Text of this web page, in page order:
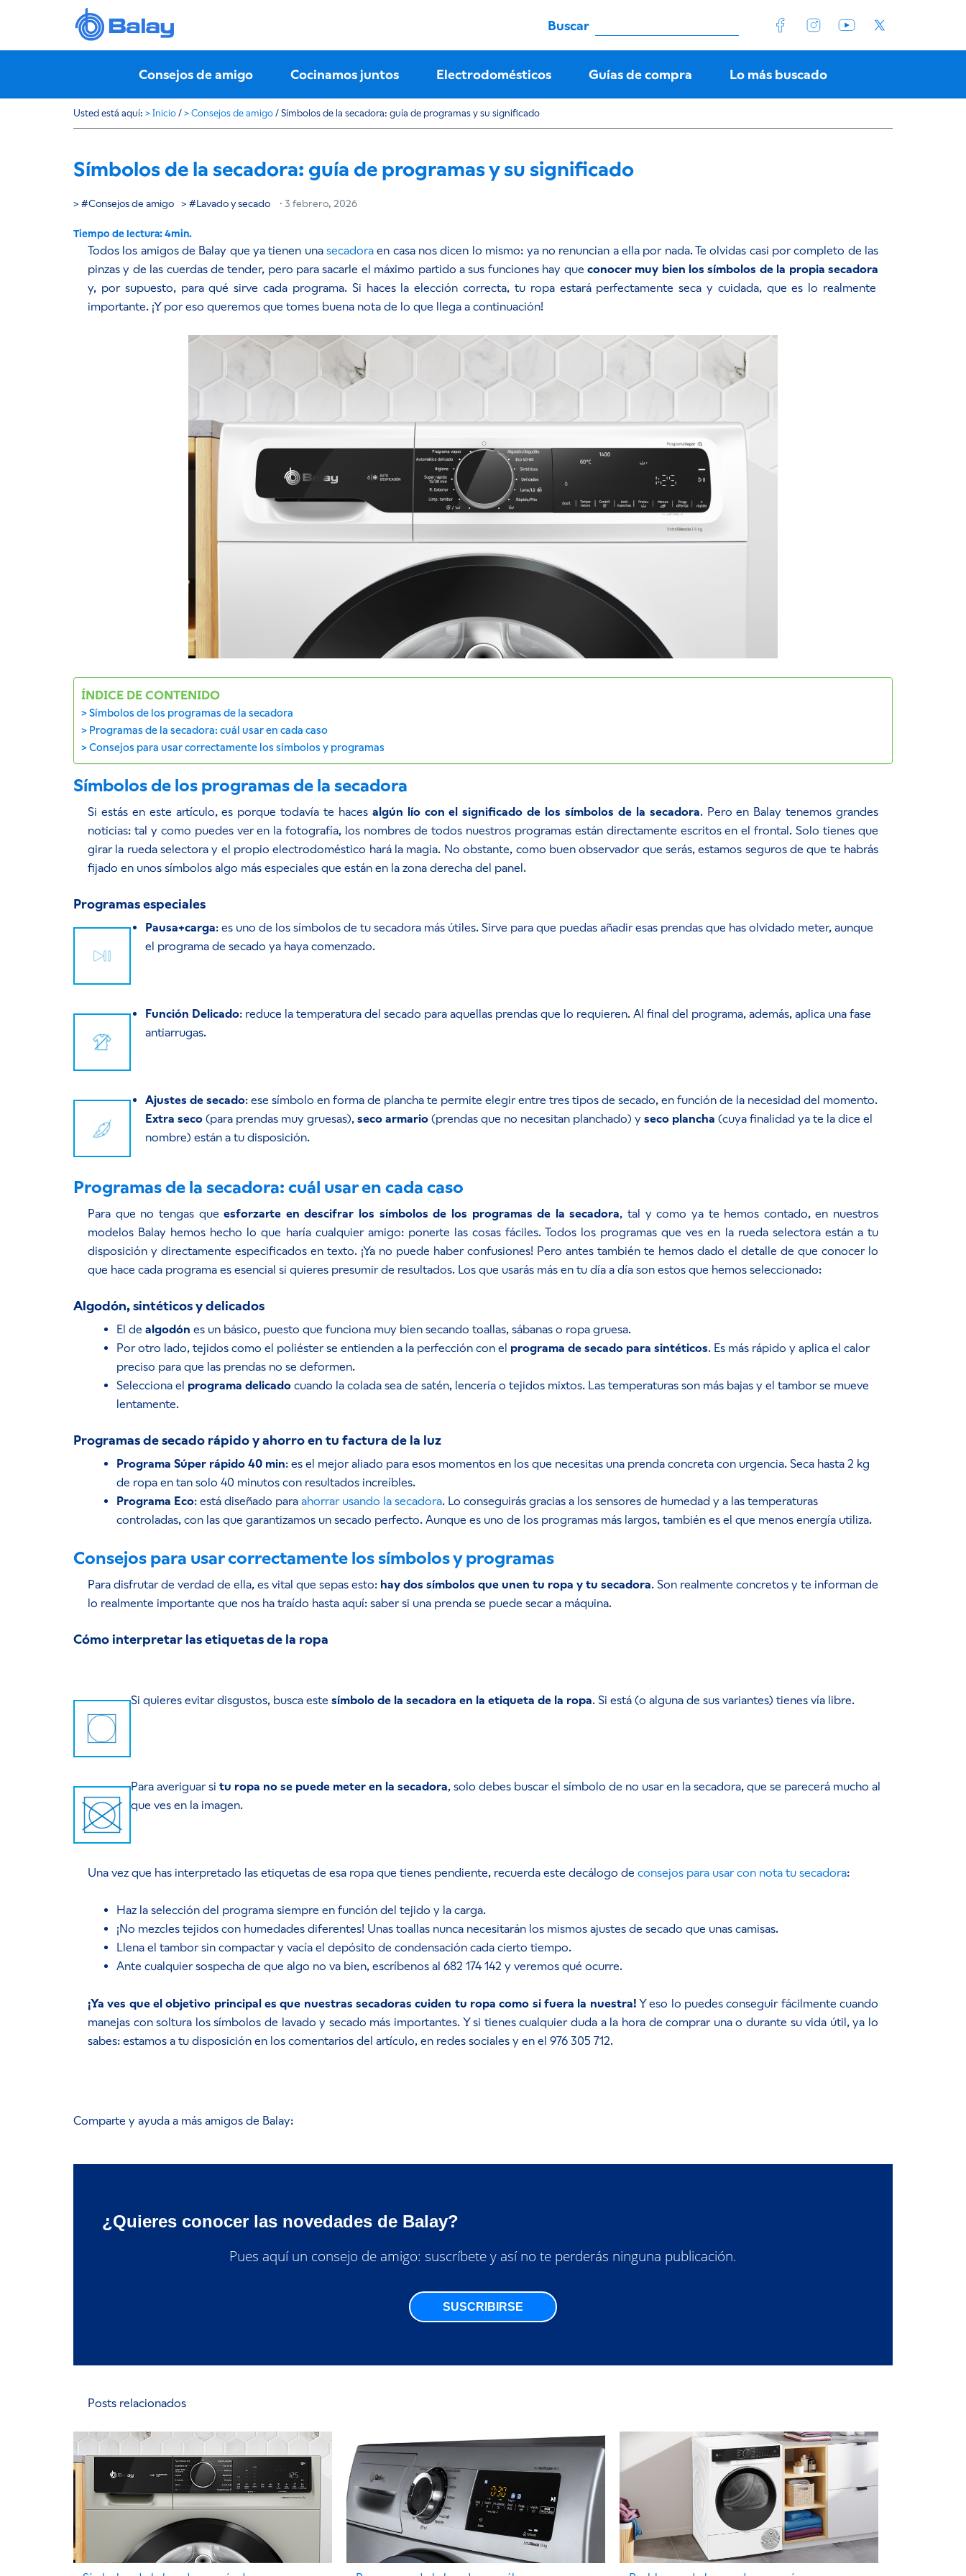
Buscar
Consejos de amigo Cocinamos juntos Electrodomésticos Guías de compra Lo más buscado
Usted está aquí: > Inicio / > Consejos de amigo / Símbolos de la secadora: guía de programas y su significado
Símbolos de la secadora: guía de programas y su significado
Consejos de amigo Lavado y secado · 3 febrero, 2026
Todos los amigos de Balay que ya tienen unasecadora en casa nos dicen lo mismo: ya no renuncian a ella por nada. Te olvidas casi por completo de las
pinzas y de las cuerdas de tender, pero para sacarle el máximo partido a sus funciones hay que conocer muy bien los símbolos de la propia secadora
y, por supuesto, para qué sirve cada programa. Si haces la elección correcta, tu ropa estará perfectamente seca y cuidada, que es lo realmente
importante. ¡Y por eso queremos que tomes buena nota de lo que llega a continuación!
ÍNDICE DE CONTENIDO
Símbolos de los programas de la secadora
Programas de la secadora: cuál usar en cada caso
Consejos para usar correctamente los símbolos y programas
Símbolos de los programas de la secadora
Si estás en este artículo, es porque todavía te haces algún lío con el significado de los símbolos de la secadora. Pero en Balay tenemos grandes
noticias: tal y como puedes ver en la fotografía, los nombres de todos nuestros programas están directamente escritos en el frontal. Solo tienes que
girar la rueda selectora y el propio electrodoméstico hará la magia. No obstante, como buen observador que serás, estamos seguros de que te habrás
fijado en unos símbolos algo más especiales que están en la zona derecha del panel.
Programas especiales
Pausa+carga: es uno de los símbolos de tu secadora más útiles. Sirve para que puedas añadir esas prendas que has olvidado meter, aunque
el programa de secado ya haya comenzado.
Función Delicado: reduce la temperatura del secado para aquellas prendas que lo requieren. Al final del programa, además, aplica una fase
antiarrugas.
Ajustes de secado: ese símbolo en forma de plancha te permite elegir entre tres tipos de secado, en función de la necesidad del momento.
Extra seco (para prendas muy gruesas), seco armario (prendas que no necesitan planchado) y seco plancha (cuya finalidad ya te la dice el
nombre) están a tu disposición.
Programas de la secadora: cuál usar en cada caso
Para que no tengas queesforzarte en descifrar los símbolos de los programas de la secadora, tal y como ya te hemos contado, en nuestros
modelos Balay hemos hecho lo que haría cualquier amigo: ponerte las cosas fáciles. Todos los programas que ves en la rueda selectora están a tu
disposición y directamente especificados en texto. ¡Ya no puede haber confusiones! Pero antes también te hemos dado el detalle de que conocer lo
que hace cada programa es esencial si quieres presumir de resultados. Los que usarás más en tu día a día son estos que hemos seleccionado:
Algodón, sintéticos y delicados
El de algodón es un básico, puesto que funciona muy bien secando toallas, sábanas o ropa gruesa.
Por otro lado, tejidos como el poliéster se entienden a la perfección con el programa de secado para sintéticos. Es más rápido y aplica el calor
preciso para que las prendas no se deformen.
Selecciona el programa delicado cuando la colada sea de satén, lencería o tejidos mixtos. Las temperaturas son más bajas y el tambor se mueve
lentamente.
Programas de secado rápido y ahorro en tu factura de la luz
Programa Súper rápido 40 min: es el mejor aliado para esos momentos en los que necesitas una prenda concreta con urgencia. Seca hasta 2 kg
de ropa en tan solo 40 minutos con resultados increíbles.
Programa Eco: está diseñado para ahorrar usando la secadora. Lo conseguirás gracias a los sensores de humedad y a las temperaturas
controladas, con las que garantizamos un secado perfecto. Aunque es uno de los programas más largos, también es el que menos energía utiliza.
Consejos para usar correctamente los símbolos y programas
Para disfrutar de verdad de ella, es vital que sepas esto: hay dos símbolos que unen tu ropa y tu secadora. Son realmente concretos y te informan de
lo realmente importante que nos ha traído hasta aquí: saber si una prenda se puede secar a máquina.
Cómo interpretar las etiquetas de la ropa
Si quieres evitar disgustos, busca este símbolo de la secadora en la etiqueta de la ropa. Si está (o alguna de sus variantes) tienes vía libre.
Para averiguar si tu ropa no se puede meter en la secadora, solo debes buscar el símbolo de no usar en la secadora, que se parecerá mucho al
que ves en la imagen.
Una vez que has interpretado las etiquetas de esa ropa que tienes pendiente, recuerda este decálogo de consejos para usar con nota tu secadora:
Haz la selección del programa siempre en función del tejido y la carga.
¡No mezcles tejidos con humedades diferentes! Unas toallas nunca necesitarán los mismos ajustes de secado que unas camisas.
Llena el tambor sin compactar y vacía el depósito de condensación cada cierto tiempo.
Ante cualquier sospecha de que algo no va bien, escríbenos al 682 174 142 y veremos qué ocurre.
¡Ya ves que el objetivo principal es que nuestras secadoras cuiden tu ropa como si fuera la nuestra! Y eso lo puedes conseguir fácilmente cuando
manejas con soltura los símbolos de lavado y secado más importantes. Y si tienes cualquier duda a la hora de comprar una o durante su vida útil, ya lo
sabes: estamos a tu disposición en los comentarios del artículo, en redes sociales y en el 976 305 712.
Comparte y ayuda a más amigos de Balay:
¿Quieres conocer las novedades de Balay?
Pues aquí un consejo de amigo: suscríbete y así no te perderás ninguna publicación.
SUSCRIBIRSE
Posts relacionados